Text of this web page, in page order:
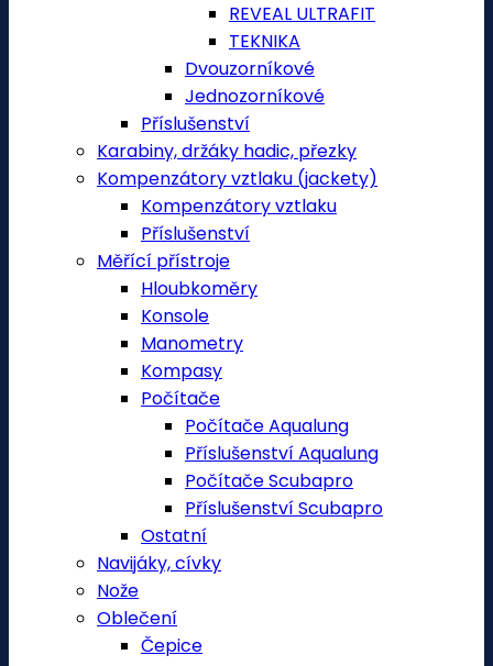
REVEAL ULTRAFIT
TEKNIKA
Dvouzorníkové
Jednozorníkové
Příslušenství
Karabiny, držáky hadic, přezky
Kompenzátory vztlaku (jackety)
Kompenzátory vztlaku
Příslušenství
Měřící přístroje
Hloubkoměry
Konsole
Manometry
Kompasy
Počítače
Počítače Aqualung
Příslušenství Aqualung
Počítače Scubapro
Příslušenství Scubapro
Ostatní
Navijáky, cívky
Nože
Oblečení
Čepice